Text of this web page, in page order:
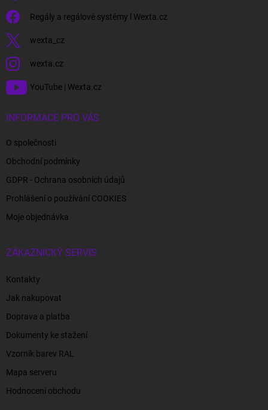
Regály a regálové systémy l Wexta.cz
wexta_cz
wexta.cz
YouTube | Wexta.cz
INFORMACE PRO VÁS
O společnosti
Obchodní podmínky
GDPR - Ochrana osobních údajů
Prohlášení o používání COOKIES
Moje objednávka
ZÁKAZNICKÝ SERVIS
Kontakty
Jak nakupovat
Doprava a platba
Dokumenty ke stažení
Vzorník barev RAL
Mapa serveru
Hodnocení obchodu